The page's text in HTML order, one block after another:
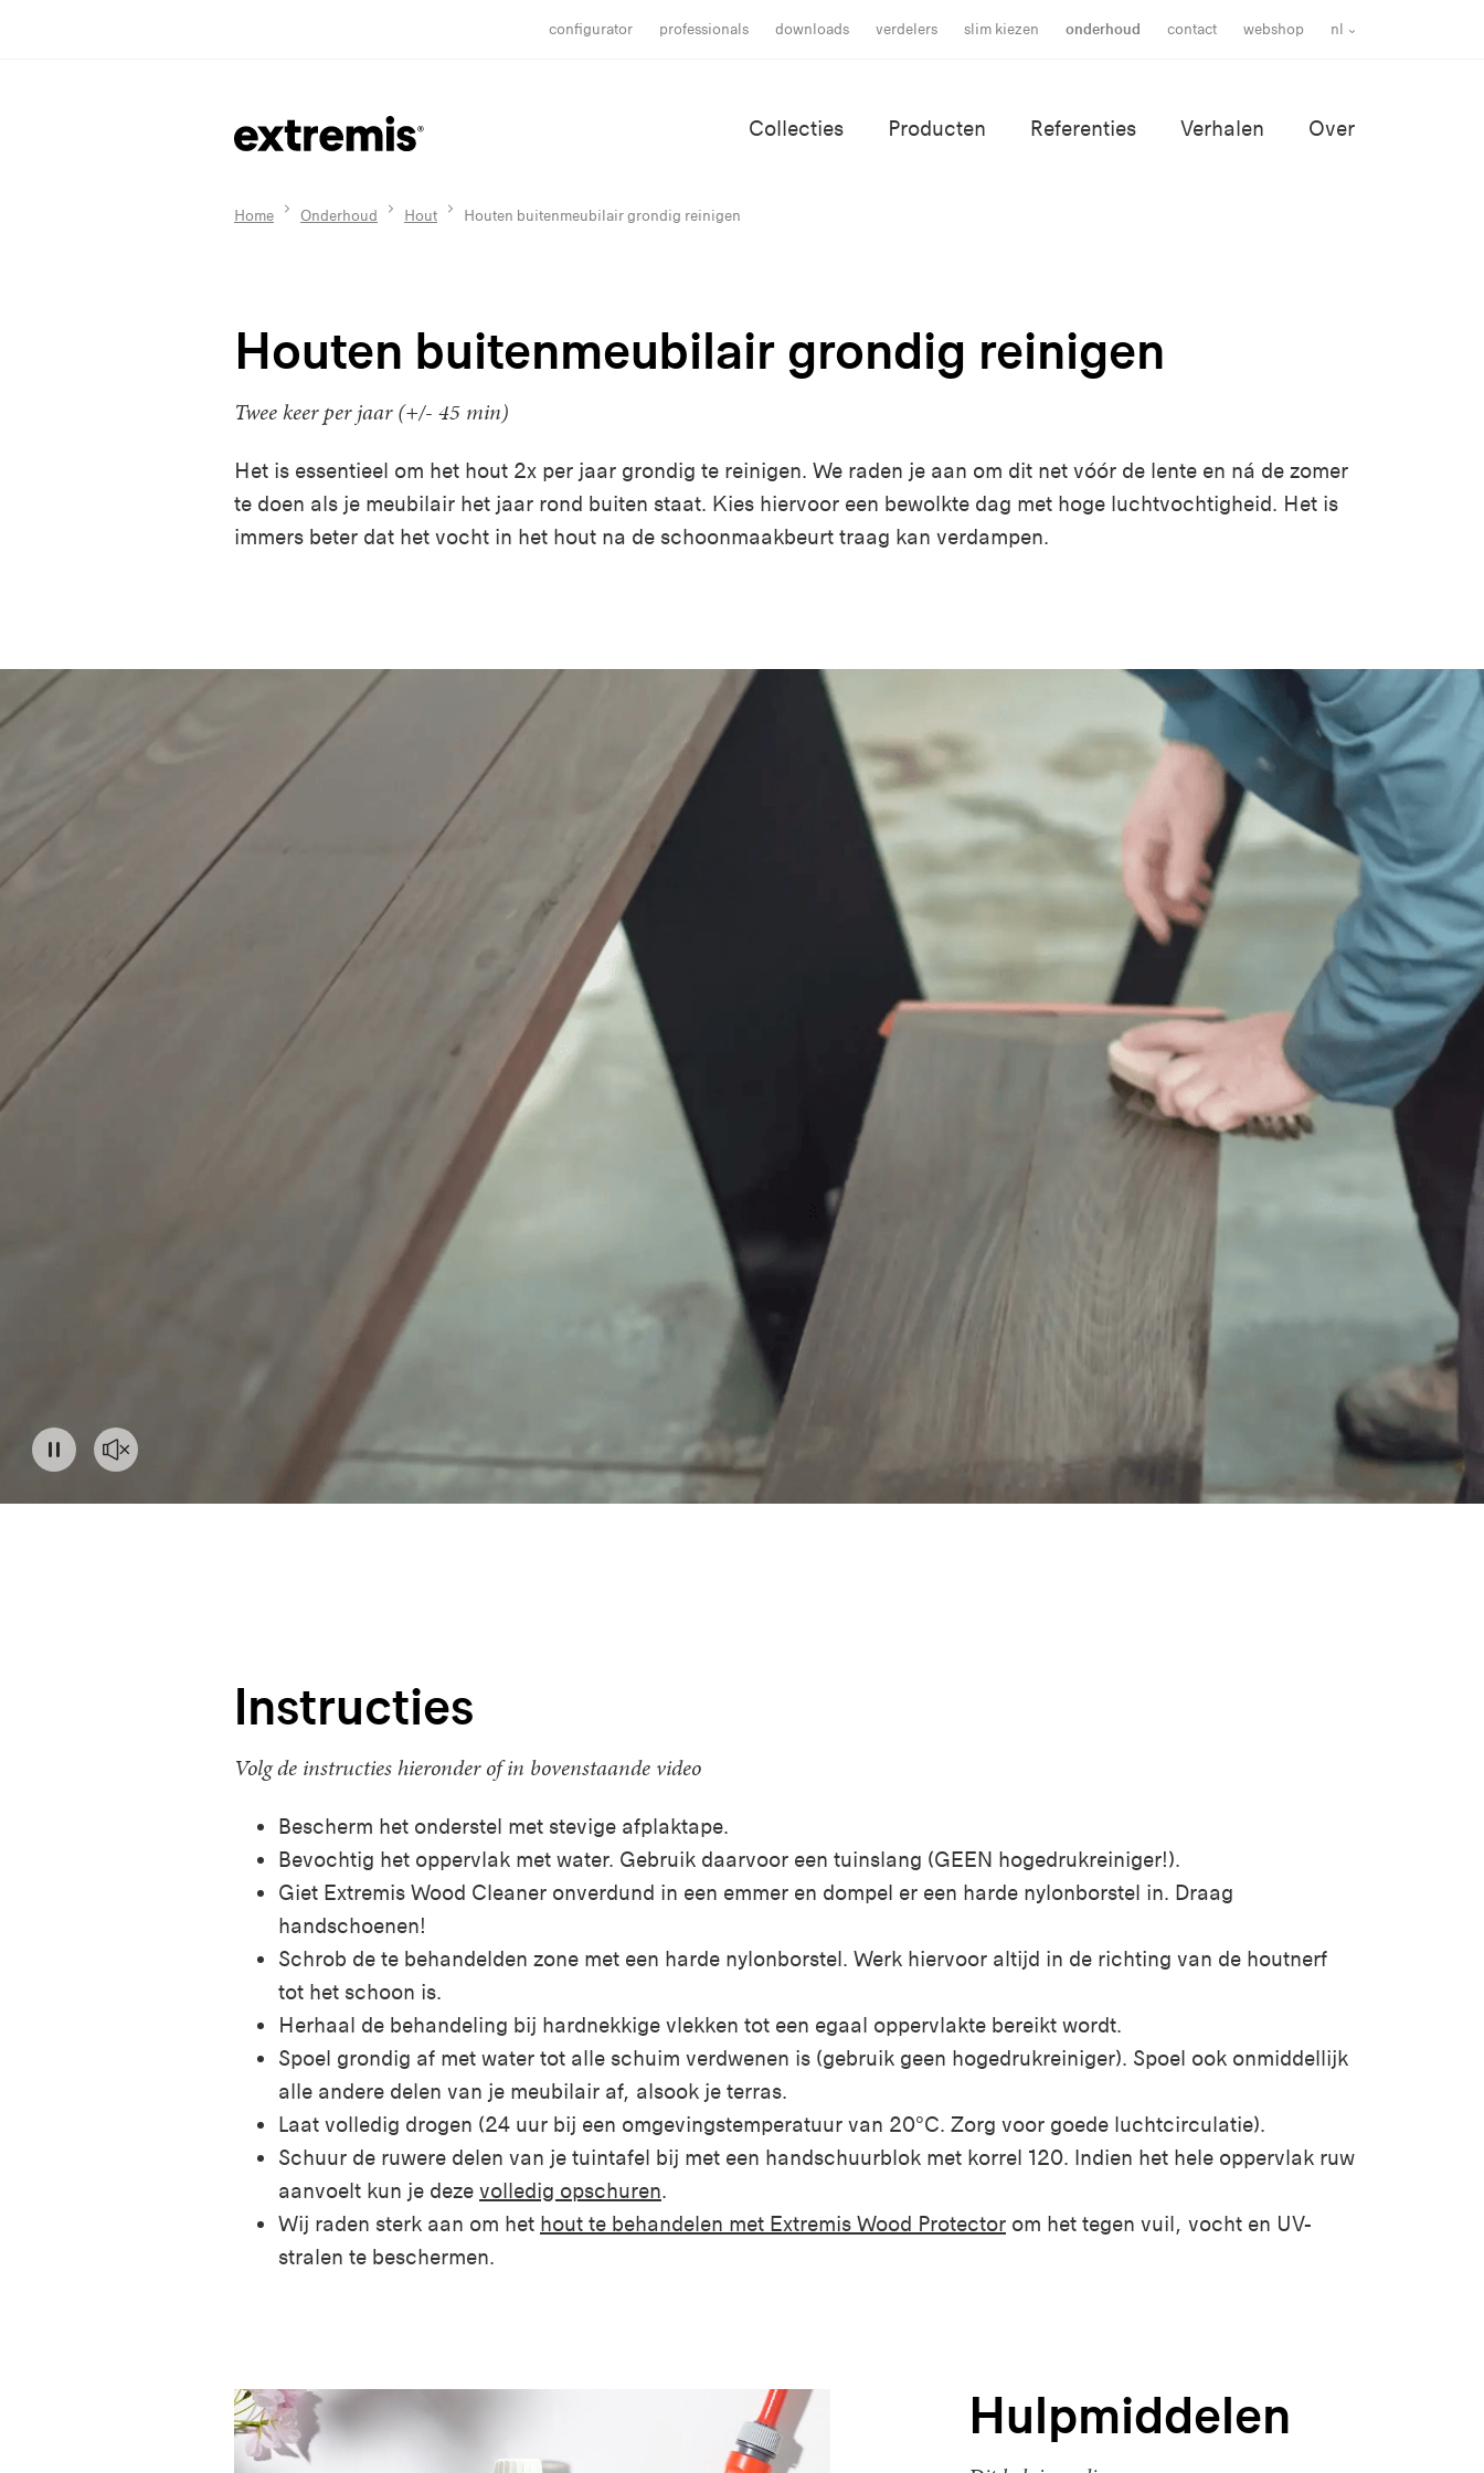
configurator professionals downloads verdelers slim kiezen onderhoud contact webshop nl
Collecties Producten Referenties Verhalen Over
Home Onderhoud Hout Houten buitenmeubilair grondig reinigen
Houten buitenmeubilair grondig reinigen
Twee keer per jaar (+/- 45 min)
Het is essentieel om het hout 2x per jaar grondig te reinigen. We raden je aan om dit net vóór de lente en ná de zomer
te doen als je meubilair het jaar rond buiten staat. Kies hiervoor een bewolkte dag met hoge luchtvochtigheid. Het is
immers beter dat het vocht in het hout na de schoonmaakbeurt traag kan verdampen.
Instructies
Volg de instructies hieronder of in bovenstaande video
Bescherm het onderstel met stevige afplaktape.
Bevochtig het oppervlak met water. Gebruik daarvoor een tuinslang (GEEN hogedrukreiniger!).
Giet Extremis Wood Cleaner onverdund in een emmer en dompel er een harde nylonborstel in. Draag
handschoenen!
Schrob de te behandelden zone met een harde nylonborstel. Werk hiervoor altijd in de richting van de houtnerf
tot het schoon is.
Herhaal de behandeling bij hardnekkige vlekken tot een egaal oppervlakte bereikt wordt.
Spoel grondig af met water tot alle schuim verdwenen is (gebruik geen hogedrukreiniger). Spoel ook onmiddellijk
alle andere delen van je meubilair af, alsook je terras.
Laat volledig drogen (24 uur bij een omgevingstemperatuur van 20°C. Zorg voor goede luchtcirculatie).
Schuur de ruwere delen van je tuintafel bij met een handschuurblok met korrel 120. Indien het hele oppervlak ruw
aanvoelt kun je deze volledig opschuren.
Wij raden sterk aan om het hout te behandelen met Extremis Wood Protector om het tegen vuil, vocht en UV-
stralen te beschermen.
Hulpmiddelen